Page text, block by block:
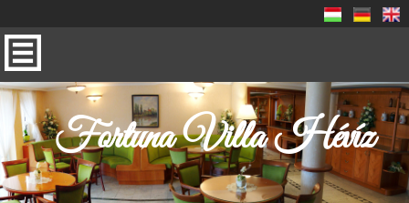
Fortuna Villa Hévíz